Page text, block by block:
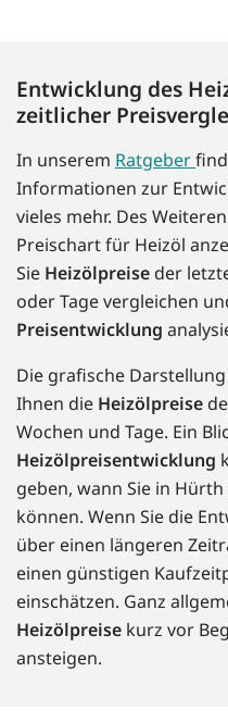
Entwicklung des
zeitlicher
In unserem Ratgeber
Informationen zur
vieles mehr. Des
Preischart für Heizöl
Sie Heizölpreise der
oder Tage vergleichen
Preisentwicklung
Die grafische
Ihnen die Heizölpreise
Wochen und Tage. Ein
Heizölpreisentwicklung
geben, wann Sie in
können. Wenn Sie die
über einen längeren
einen günstigen
einschätzen. Ganz
Heizölpreise kurz vor
ansteigen.